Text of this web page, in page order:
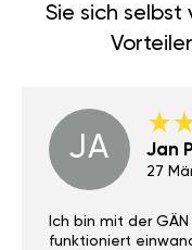
Sie sich
JA Jan
27
Ich bin mit der
funktioniert